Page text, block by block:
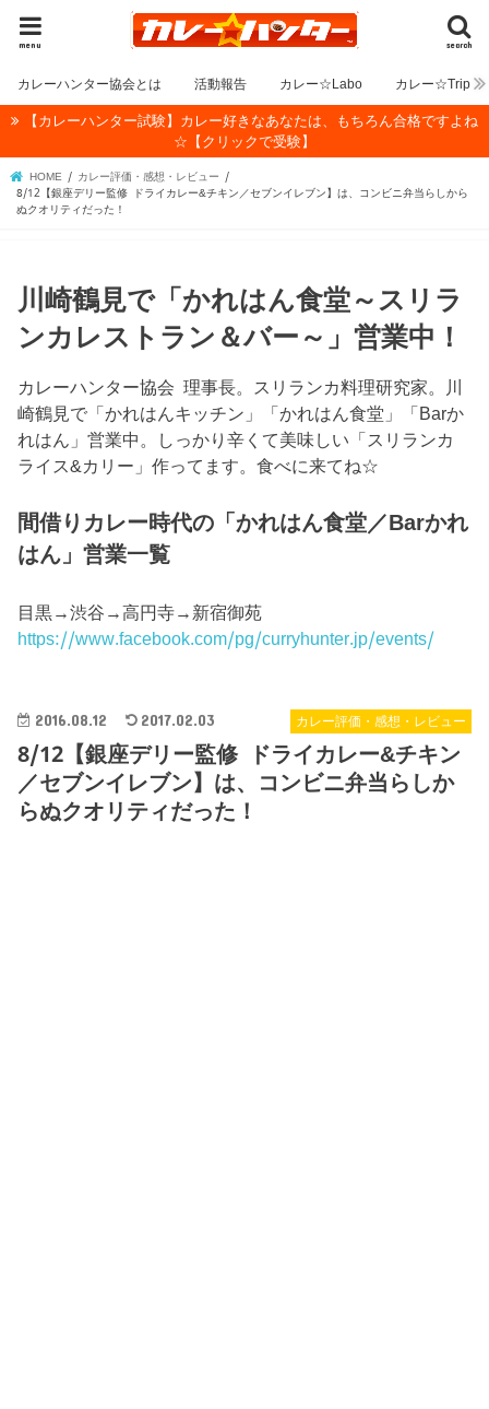
search
menu
カレーハンター協会とは 活動報告 カレー☆Labo カレー☆Trip
【カレーハンター試験】カレー好きなあなたは、もちろん合格ですよね
☆【クリックで受験】
HOME
カレー評価・感想・レビュー
8/12【銀座デリー監修 ドライカレー&チキン／セブンイレブン】は、コンビニ弁当らしから
ぬクオリティだった！
川崎鶴見で「かれはん食堂～スリラ
ンカレストラン＆バー～」営業中！
カレーハンター協会 理事長。スリランカ料理研究家。川
崎鶴見で「かれはんキッチン」「かれはん食堂」「Barか
れはん」営業中。しっかり辛くて美味しい「スリランカ
ライス&カリー」作ってます。食べに来てね☆
間借りカレー時代の「かれはん食堂／Barかれ
はん」営業一覧
目黒→渋谷→高円寺→新宿御苑
https://www.facebook.com/pg/curryhunter.jp/events/
カレー評価・感想・レビュー
2016.08.12 2017.02.03
8/12【銀座デリー監修 ドライカレー&チキン
／セブンイレブン】は、コンビニ弁当らしか
らぬクオリティだった！